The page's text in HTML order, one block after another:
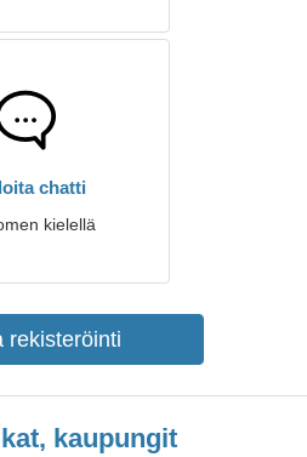
chatti
kielellä
rekisteröinti
kaupungit